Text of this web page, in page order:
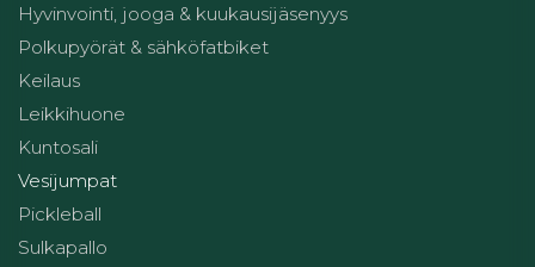
Hyvinvointi, jooga & kuukausijäsenyys
Polkupyörät & sähköfatbiket
Keilaus
Leikkihuone
Kuntosali
Vesijumpat
Pickleball
Sulkapallo